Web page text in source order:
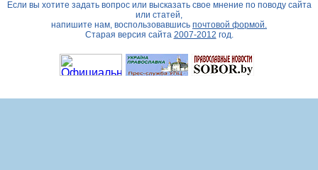
Если вы хотите задать вопрос или высказать свое мнение по поводу сайта
или статей,
напишите нам, воспользовавшись почтовой формой.
Старая версия сайта 2007-2012 год.